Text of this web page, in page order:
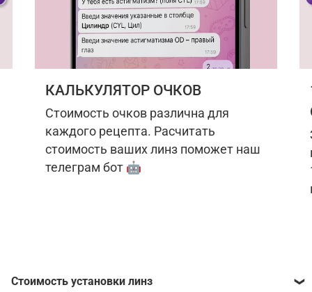
КАЛЬКУЛЯТОР ОЧКОВ
Стоимость очков различна для
каждого рецепта. Расчитать
стоимость ваших линз поможет наш
телеграм бот 🤖
Стоимость установки линз